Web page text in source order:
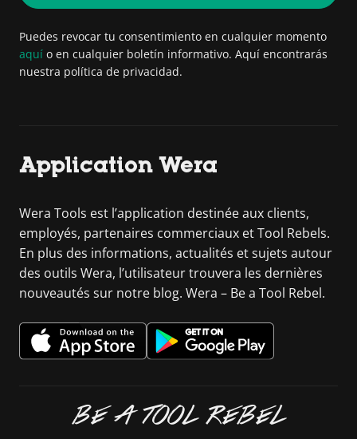
Puedes revocar tu consentimiento en cualquier momento
aquí o en cualquier boletín informativo. Aquí encontrarás
nuestra política de privacidad.
Application Wera
Wera Tools est l’application destinée aux clients,
employés, partenaires commerciaux et Tool Rebels.
En plus des informations, actualités et sujets autour
des outils Wera, l’utilisateur trouvera les dernières
nouveautés sur notre blog. Wera – Be a Tool Rebel.
BE A TOOL REBEL